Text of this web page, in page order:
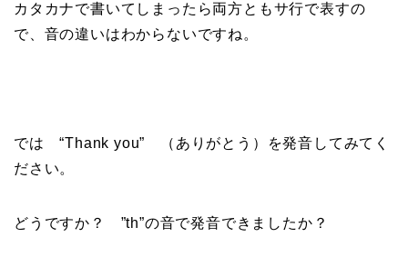
カタカナで書いてしまったら両方ともサ行で表すの
で、音の違いはわからないですね。
では “Thank you” （ありがとう）を発音してみてく
ださい。
どうですか？ ”th”の音で発音できましたか？